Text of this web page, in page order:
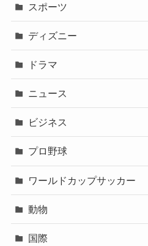
スポーツ
ディズニー
ドラマ
ニュース
ビジネス
プロ野球
ワールドカップサッカー
動物
国際